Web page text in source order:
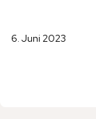
6. Juni 2023